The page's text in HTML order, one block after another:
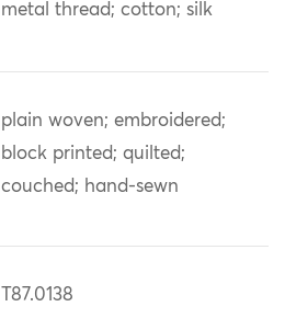
metal thread; cotton; silk
plain woven; embroidered;
block printed; quilted;
couched; hand-sewn
T87.0138